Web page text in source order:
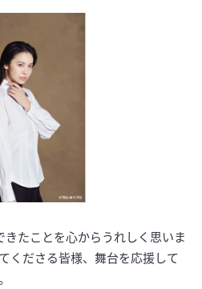
たことを心からうれしく思いま
くださる皆様、舞台を応援して